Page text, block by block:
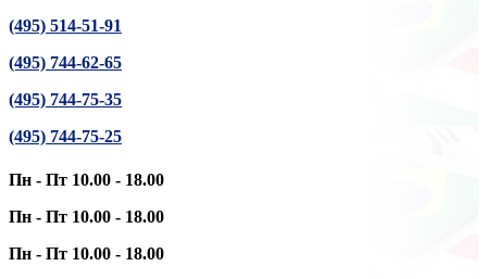
(495) 514-51-91
(495) 744-62-65
(495) 744-75-35
(495) 744-75-25
Пн - Пт 10.00 - 18.00
Пн - Пт 10.00 - 18.00
Пн - Пт 10.00 - 18.00